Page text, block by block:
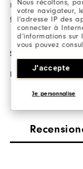
Nous récoltons,
votre navigateur,
l’adresse IP des
connecter à
d’informations sur
vous pouvez
J'accepte
Je personnalise
när plagget
för fukt.
SOLSKYDD
UPF 30 solskydd